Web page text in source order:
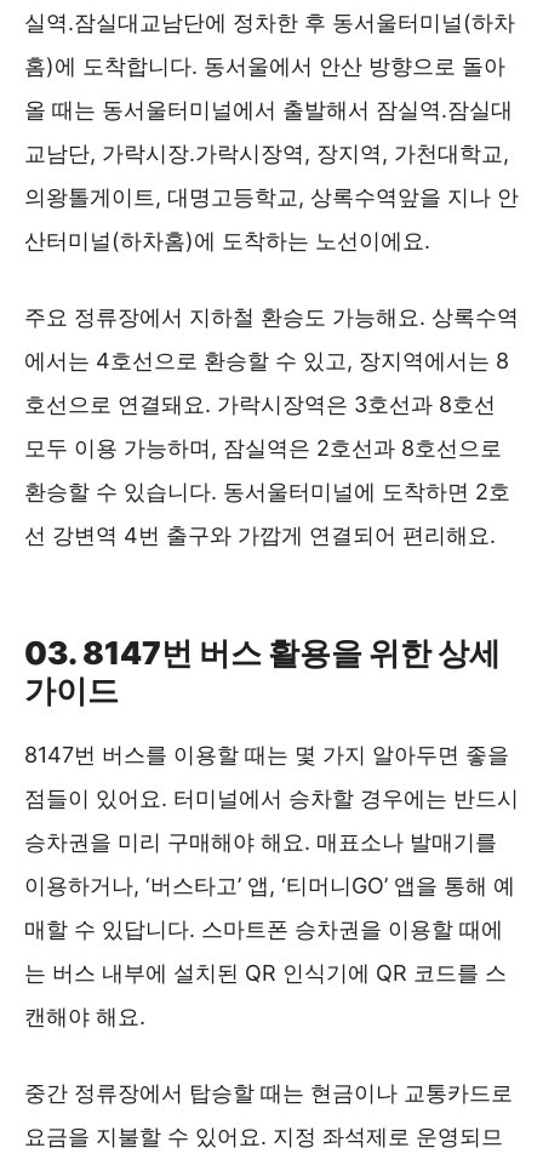
실역.잠실대교남단에 정차한 후 동서울터미널(하차
홈)에 도착합니다. 동서울에서 안산 방향으로 돌아
올 때는 동서울터미널에서 출발해서 잠실역.잠실대
교남단, 가락시장.가락시장역, 장지역, 가천대학교,
의왕톨게이트, 대명고등학교, 상록수역앞을 지나 안
산터미널(하차홈)에 도착하는 노선이에요.
주요 정류장에서 지하철 환승도 가능해요. 상록수역
에서는 4호선으로 환승할 수 있고, 장지역에서는 8
호선으로 연결돼요. 가락시장역은 3호선과 8호선
모두 이용 가능하며, 잠실역은 2호선과 8호선으로
환승할 수 있습니다. 동서울터미널에 도착하면 2호
선 강변역 4번 출구와 가깝게 연결되어 편리해요.
03. 8147번 버스 활용을 위한 상세
가이드
8147번 버스를 이용할 때는 몇 가지 알아두면 좋을
점들이 있어요. 터미널에서 승차할 경우에는 반드시
승차권을 미리 구매해야 해요. 매표소나 발매기를
이용하거나, ‘버스타고’ 앱, ‘티머니GO’ 앱을 통해 예
매할 수 있답니다. 스마트폰 승차권을 이용할 때에
는 버스 내부에 설치된 QR 인식기에 QR 코드를 스
캔해야 해요.
중간 정류장에서 탑승할 때는 현금이나 교통카드로
요금을 지불할 수 있어요. 지정 좌석제로 운영되므